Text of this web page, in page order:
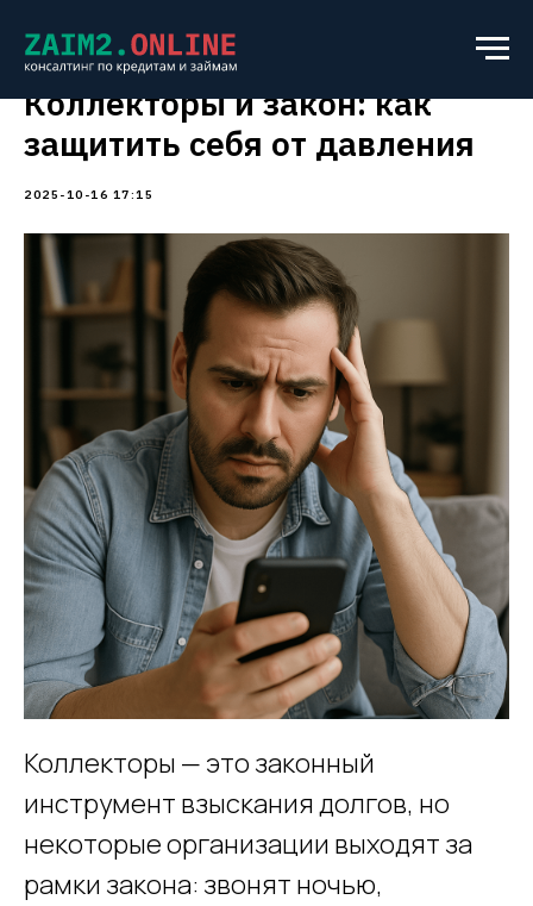
Коллекторы и закон: как
защитить себя от давления
2025-10-16 17:15
Коллекторы — это законный
инструмент взыскания долгов, но
некоторые организации выходят за
рамки закона: звонят ночью,